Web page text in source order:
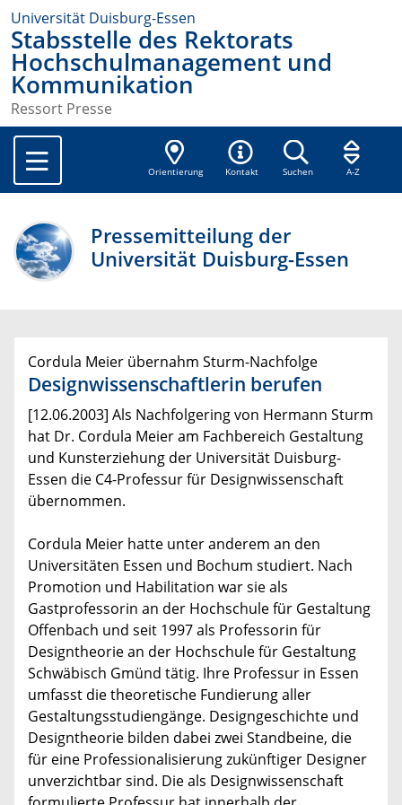
Universität Duisburg-Essen
Stabsstelle des Rektorats
Hochschulmanagement und
Kommunikation
Ressort Presse
Orientierung Kontakt Suchen A-Z
Pressemitteilung der
Universität Duisburg-Essen
Cordula Meier übernahm Sturm-Nachfolge
Designwissenschaftlerin berufen
[12.06.2003] Als Nachfolgering von Hermann Sturm
hat Dr. Cordula Meier am Fachbereich Gestaltung
und Kunsterziehung der Universität Duisburg-
Essen die C4-Professur für Designwissenschaft
übernommen.
Cordula Meier hatte unter anderem an den
Universitäten Essen und Bochum studiert. Nach
Promotion und Habilitation war sie als
Gastprofessorin an der Hochschule für Gestaltung
Offenbach und seit 1997 als Professorin für
Designtheorie an der Hochschule für Gestaltung
Schwäbisch Gmünd tätig. Ihre Professur in Essen
umfasst die theoretische Fundierung aller
Gestaltungsstudiengänge. Designgeschichte und
Designtheorie bilden dabei zwei Standbeine, die
für eine Professionalisierung zukünftiger Designer
unverzichtbar sind. Die als Designwissenschaft